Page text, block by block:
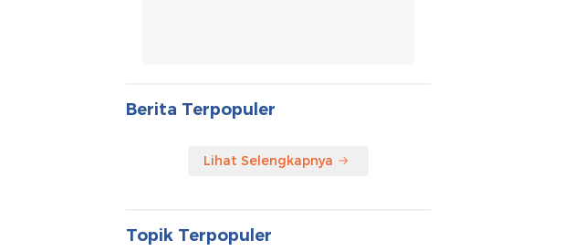
Berita Terpopuler
Lihat Selengkapnya
Topik Terpopuler